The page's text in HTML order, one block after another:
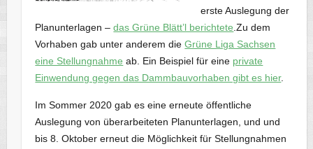
erste Auslegung der
Planunterlagen –das Grüne Blätt’l berichtete .Zu dem
Vorhaben gab unter anderem dieGrüne Liga Sachsen
eine Stellungnahme ab. Ein Beispiel für eine private
Einwendung gegen das Dammbauvorhaben gibt es hier.
Im Sommer 2020 gab es eine erneute öffentliche
Auslegung von überarbeiteten Planunterlagen, und und
bis 8. Oktober erneut die Möglichkeit für Stellungnahmen